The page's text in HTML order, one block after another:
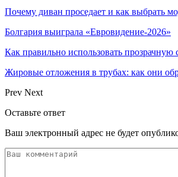
Почему диван проседает и как выбрать
Болгария выиграла «Евровидение-2026»
Как правильно использовать прозрачную
Жировые отложения в трубах: как они
Prev Next
Оставьте ответ
Ваш электронный адрес не будет